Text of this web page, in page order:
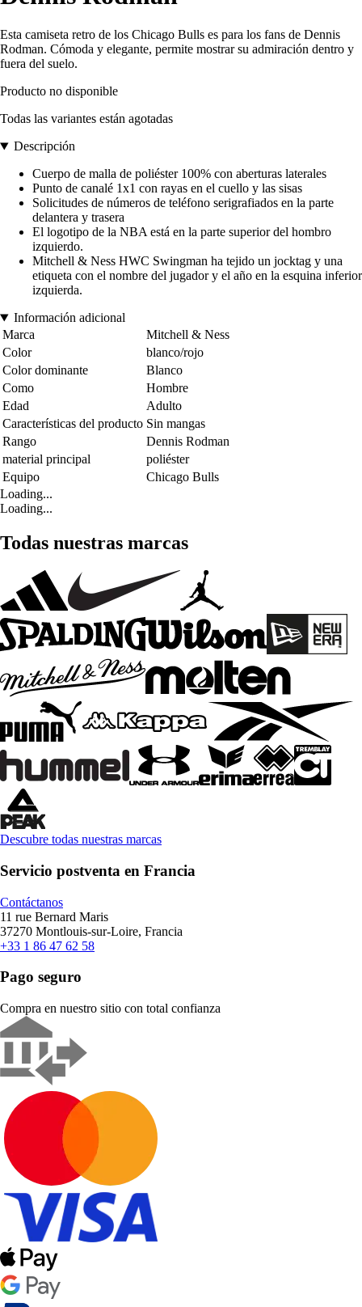
Esta camiseta retro de los Chicago Bulls es para los fans de Dennis
Rodman. Cómoda y elegante, permite mostrar su admiración dentro y
fuera del suelo.
Producto no disponible
Todas las variantes están agotadas
Descripción
Cuerpo de malla de poliéster 100% con aberturas laterales
Punto de canalé 1x1 con rayas en el cuello y las sisas
Solicitudes de números de teléfono serigrafiados en la parte
delantera y trasera
El logotipo de la NBA está en la parte superior del hombro
izquierdo.
Mitchell & Ness HWC Swingman ha tejido un jocktag y una
etiqueta con el nombre del jugador y el año en la esquina inferior
izquierda.
Información adicional
Marca
Mitchell & Ness
Color
blanco/rojo
Color dominante
Blanco
Como
Hombre
Edad
Adulto
Características del producto Sin mangas
Rango
Dennis Rodman
material principal
poliéster
Equipo
Chicago Bulls
Loading...
Loading...
Todas nuestras marcas
Descubre todas nuestras marcas
Servicio postventa en Francia
Contáctanos
11 rue Bernard Maris
37270 Montlouis-sur-Loire, Francia
+33 1 86 47 62 58
Pago seguro
Compra en nuestro sitio con total confianza